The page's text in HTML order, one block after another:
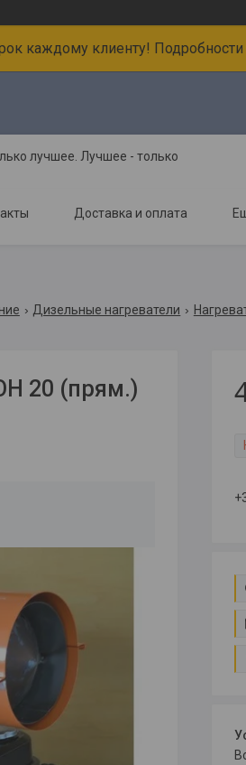
каждому клиенту! Подробности
лучшее. Лучшее - только
Доставка и оплата
Дизельные нагреватели
20 (прям.)